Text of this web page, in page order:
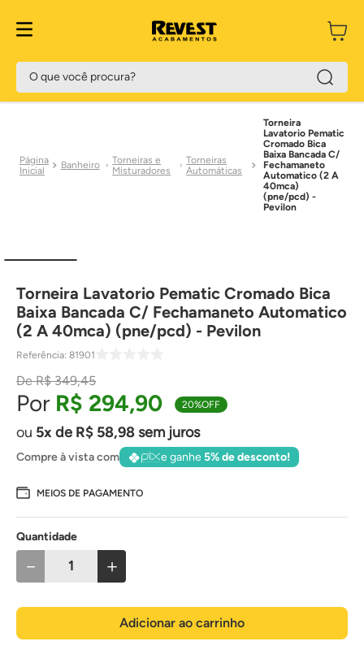
O que você procura?
Banheiro
Torneiras e
Misturadores
Torneiras
Automáticas
Torneira
Lavatorio Pematic
Cromado Bica
Baixa Bancada C/
Fechamaneto
Automatico (2 A
40mca)
(pne/pcd) -
Pevilon
Torneira Lavatorio Pematic Cromado Bica
Baixa Bancada C/ Fechamaneto Automatico
(2 A 40mca) (pne/pcd) - Pevilon
Referência: 81901
R$ 349,45
R$ 294,90 20%OFF
5 de R$ 58,98sem juros
Compre à vista com e ganhe5% de desconto!
MEIOS DE PAGAMENTO
Quantidade
＋
－
Adicionar ao carrinho